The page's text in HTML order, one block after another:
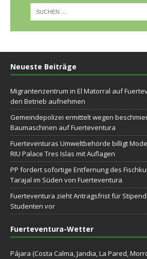
Neueste Beiträge
Migrantenzentrum in El Matorral auf
den Betrieb aufnehmen
Gemeindepolizei ermittelt wegen
Baumaschinen auf Fuerteventura
Fuerteventuras Umweltbehörde billigt
RIU Palace Tres Islas mit Auflagen
PP fordert sofortige Entfernung des
Tarajal im Süden von Fuerteventura
Fuerteventura zieht Antragsfrist für
Studenten vor
Fuerteventura-Wetter
Pájara (Costa Calma, Jandia, La Pared,